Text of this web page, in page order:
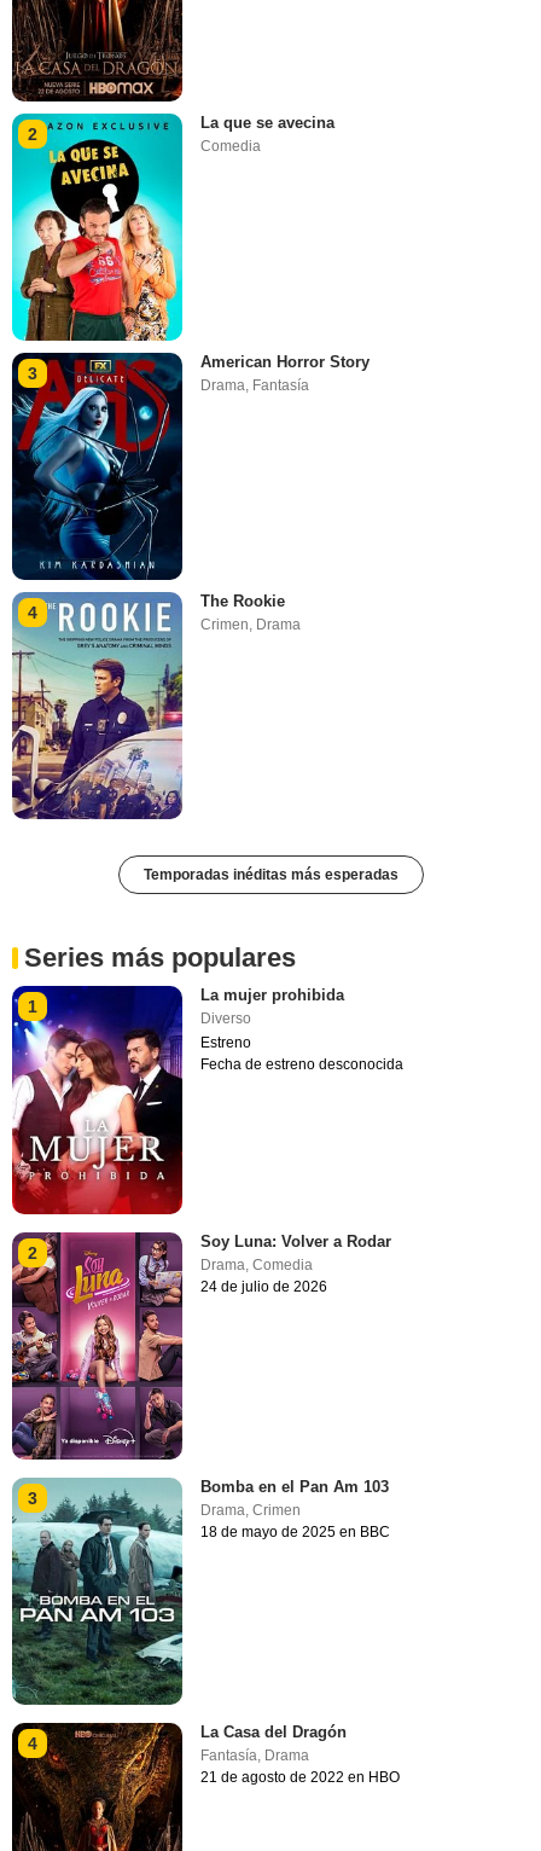
2
La que se avecina
Comedia
3
American Horror Story
Drama, Fantasía
4
The Rookie
Crimen, Drama
Temporadas inéditas más esperadas
Series más populares
1
La mujer prohibida
Diverso
Estreno
Fecha de estreno desconocida
2
Soy Luna: Volver a Rodar
Drama ,Comedia
24 de julio de 2026
3
Bomba en el Pan Am 103
Drama,Crimen
18 de mayo de 2025 en BBC
4
La Casa del Dragón
Fantasía, Drama
21 de agosto de 2022 en HBO